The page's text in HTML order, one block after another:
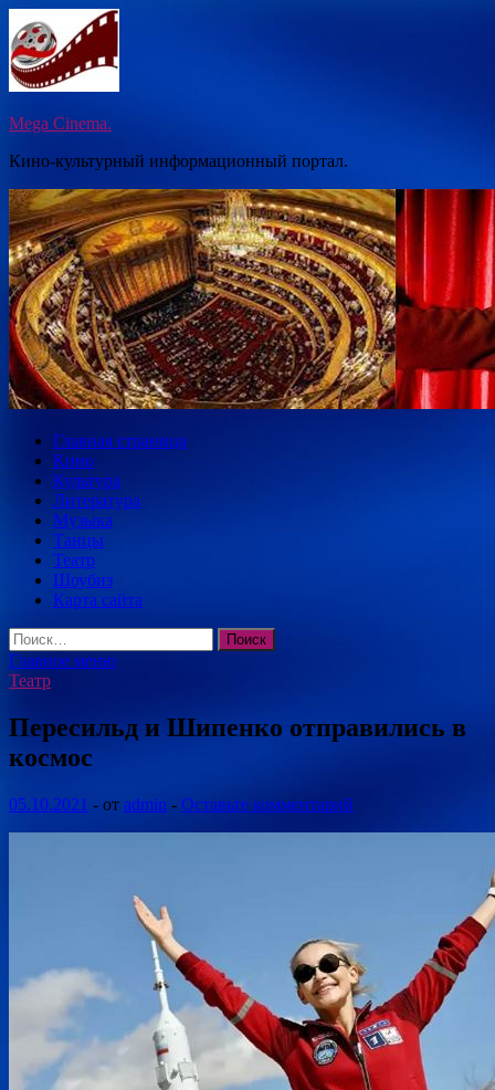
Перейти
к
содержимому
Mega Cinema.
Кино-культурный информационный портал.
Главная страница
Кино
Культура
Литература
Музыка
Танцы
Театр
Шоубиз
Карта сайта
Найти:
Главное меню
Театр
Пересильд и Шипенко отправились в
космос
05.10.2021 - от admin - Оставьте комментарий